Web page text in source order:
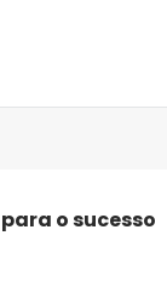
o sucesso